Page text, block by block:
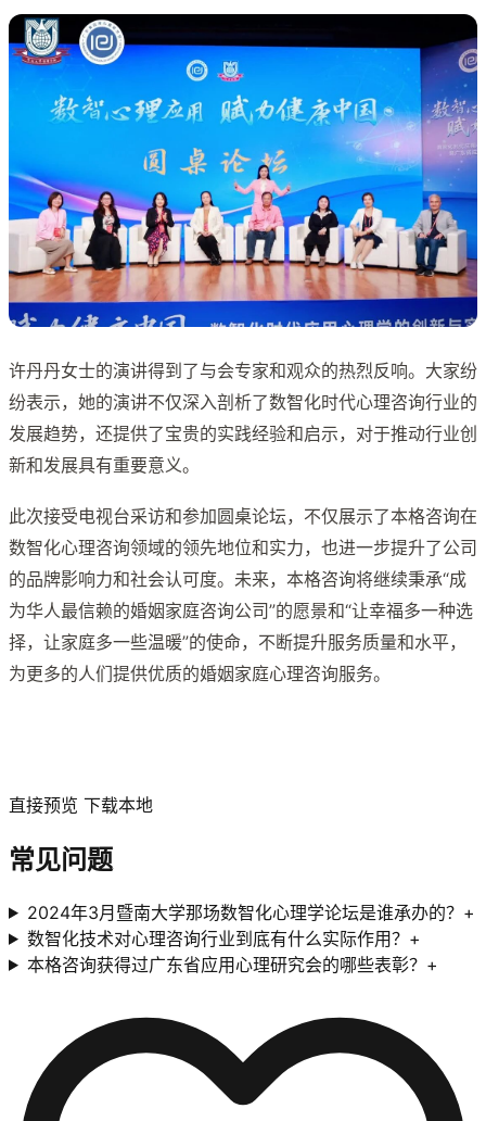
许丹丹女士的演讲得到了与会专家和观众的热烈反响。大家纷
纷表示，她的演讲不仅深入剖析了数智化时代心理咨询行业的
发展趋势，还提供了宝贵的实践经验和启示，对于推动行业创
新和发展具有重要意义。
此次接受电视台采访和参加圆桌论坛，不仅展示了本格咨询在
数智化心理咨询领域的领先地位和实力，也进一步提升了公司
的品牌影响力和社会认可度。未来，本格咨询将继续秉承“成
为华人最信赖的婚姻家庭咨询公司”的愿景和“让幸福多一种选
择，让家庭多一些温暖”的使命，不断提升服务质量和水平，
为更多的人们提供优质的婚姻家庭心理咨询服务。
直接预览 下载本地
常见问题
2024年3月暨南大学那场数智化心理学论坛是谁承办的？ +
数智化技术对心理咨询行业到底有什么实际作用？ +
本格咨询获得过广东省应用心理研究会的哪些表彰？ +